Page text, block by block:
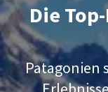
Die
Patagonien